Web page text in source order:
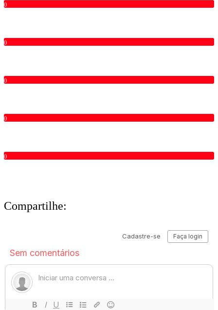
0
0
0
0
0
Compartilhe: